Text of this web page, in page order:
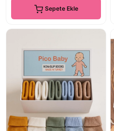
Sepete Ekle